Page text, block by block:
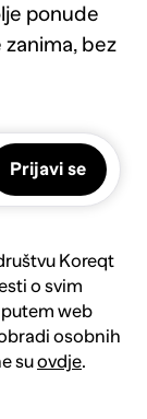
ponude
bez
Prijavi se
Koreqt
o svim
web
osobnih
suovdje.